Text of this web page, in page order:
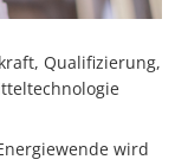
Qualifizierung,
wird